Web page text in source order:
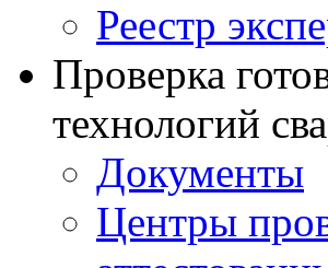
Реестр
Проверка
технологий
Документы
Центры